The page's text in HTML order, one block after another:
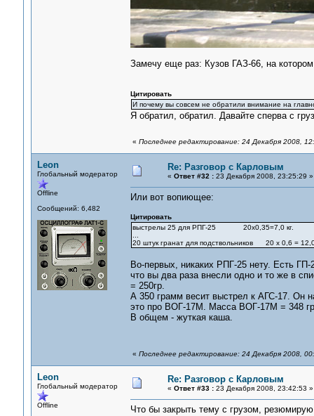
Замечу еще раз: Кузов ГАЗ-66, на
Цитировать
И почему вы совсем не обратили внимание на
Я обратил, обратил. Давайте сперва с
« Последнее редактирование: 24 Декабря 2008,
Leon
Глобальный модератор
Offline
Сообщений: 6,482
Re: Разговор с Карловым
« Ответ #32 :23 Декабря 2008, 23:25:29 »
Или вот вопиющее:
Цитировать
выстрелы 25 для РПГ-25 20х0,35=7,0 кг.
20 штук гранат для подствольников 20 х 0,6 = 12,0
Во-первых, никаких РПГ-25 нету. Есть
что вы два раза внесли одно и то же в
= 250гр.
А 350 грамм весит выстрел к АГС-17. Он
это про ВОГ-17М. Масса ВОГ-17М = 348
В общем - жуткая каша.
« Последнее редактирование: 24 Декабря 2008,
Leon
Глобальный модератор
Offline
Re: Разговор с Карловым
« Ответ #33 :23 Декабря 2008, 23:42:53 »
Что бы закрыть тему с грузом,